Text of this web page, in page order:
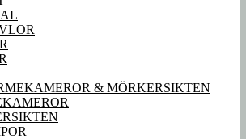
& MÖRKERSIKTEN